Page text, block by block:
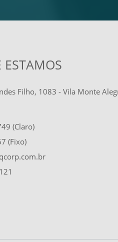
Filho, 1083 - Vila Monte
(Claro)
(Fixo)